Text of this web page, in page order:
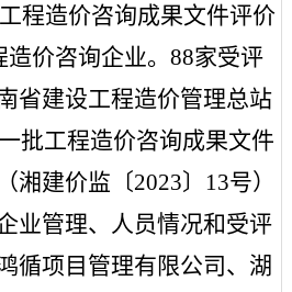
程造价咨询成果文件评价
造价咨询企业。88家受评
省建设工程造价管理总站
批工程造价咨询成果文件
湘建价监〔2023〕13号）
业管理、人员情况和受评
循项目管理有限公司、湖